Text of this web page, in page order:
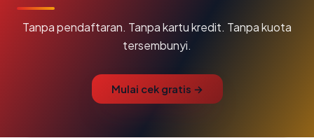
Tanpa pendaftaran. Tanpa kartu kredit. Tanpa kuota
tersembunyi.
Mulai cek gratis →